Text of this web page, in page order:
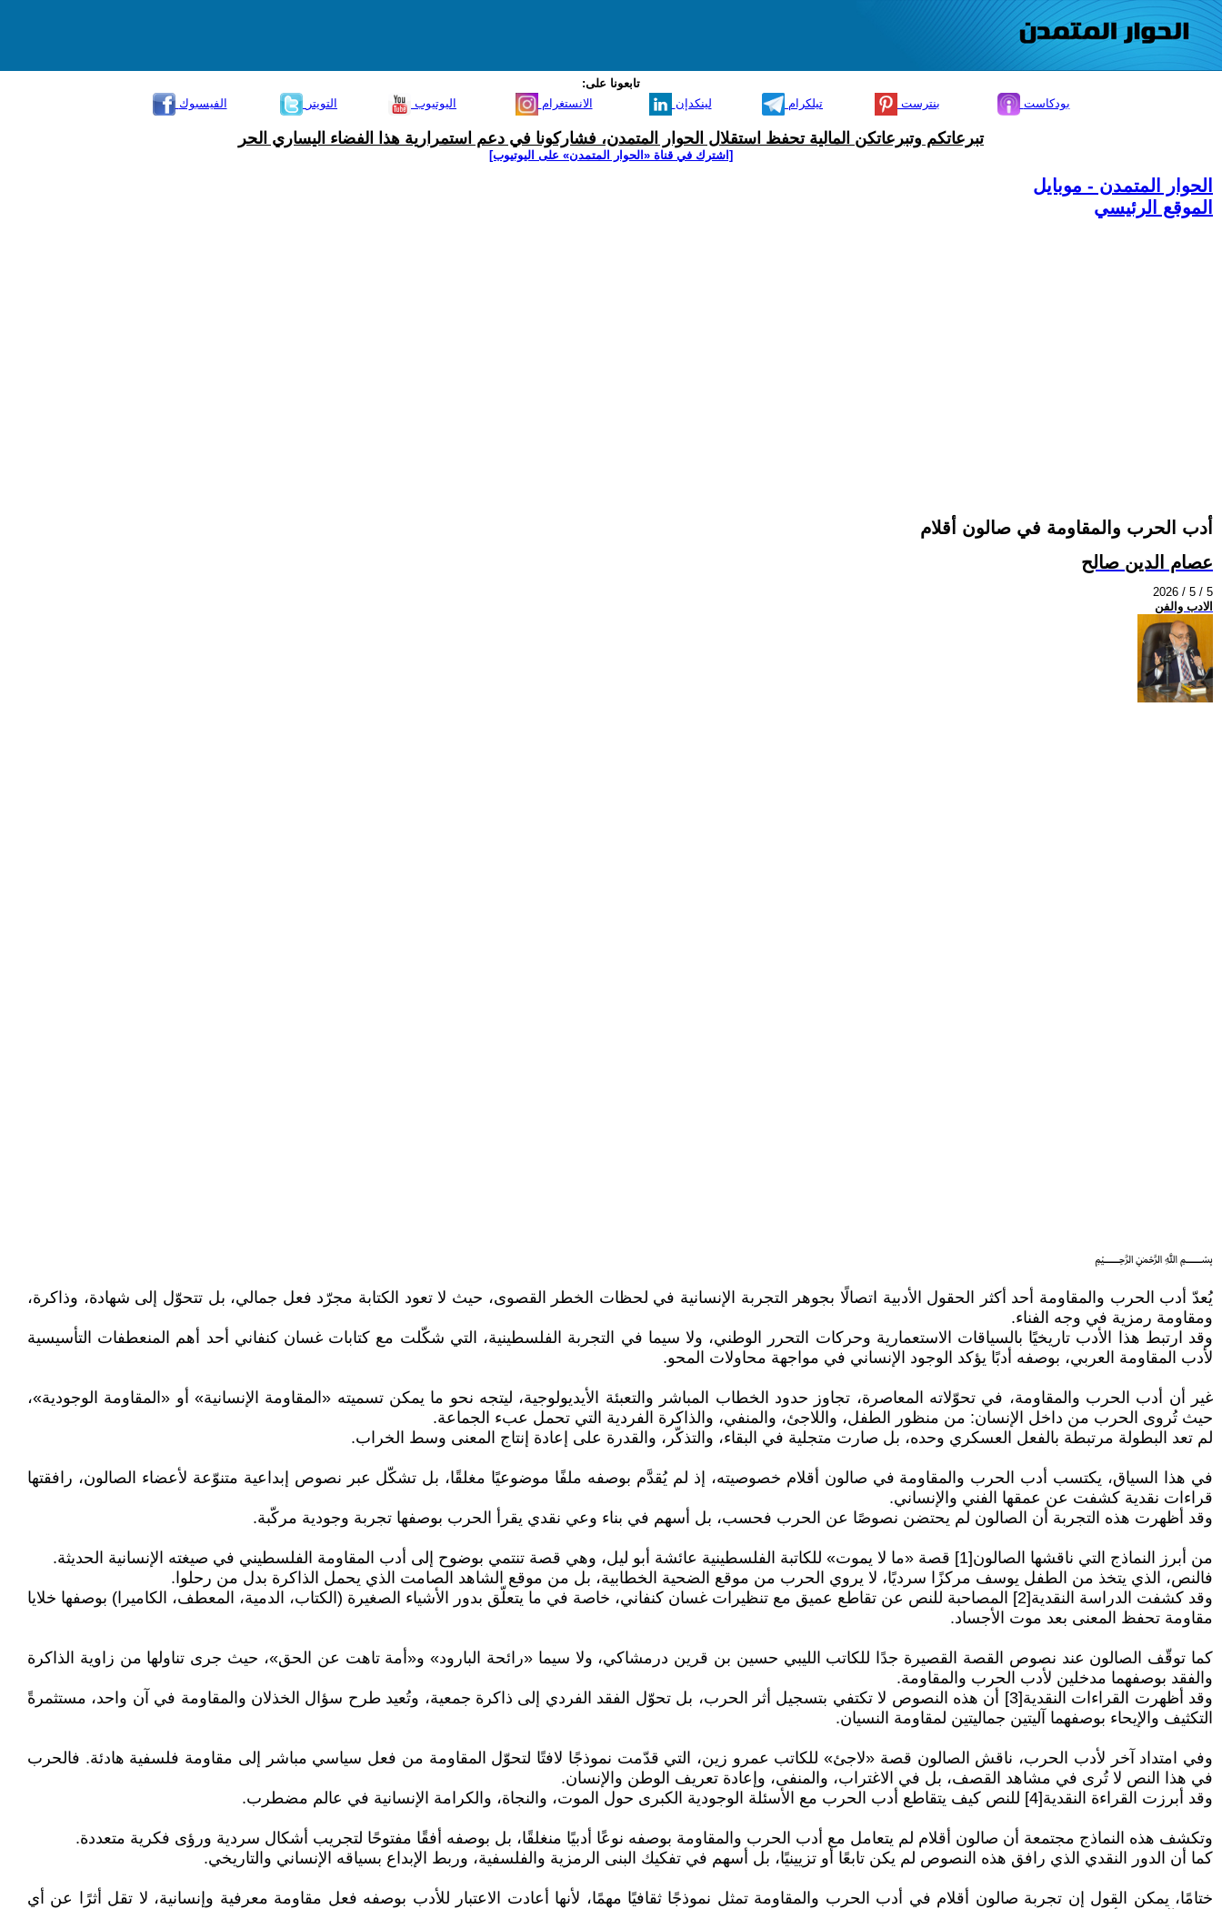
تابعونا على:
الفيسبوك
التويتر اليوتيوب الانستغرام لينكدإن تيلكرام بنترست بودكاست
تبرعاتكم وتبرعاتكن المالية تحفظ استقلال الحوار المتمدن، فشاركونا في دعم استمرارية هذا الفضاء اليساري الحر
[اشترك في قناة ‫«الحوار المتمدن» على اليوتيوب]
الحوار المتمدن - موبايل
الموقع الرئيسي
أدب الحرب والمقاومة في صالون أقلام
عصام الدين صالح
2026 / 5 / 5
الادب والفن
﷽
يُعدّ أدب الحرب والمقاومة أحد أكثر الحقول الأدبية اتصالًا بجوهر التجربة الإنسانية في لحظات الخطر القصوى، حيث لا تعود الكتابة مجرّد فعل جمالي، بل تتحوّل إلى شهادة، وذاكرة،
ومقاومة رمزية في وجه الفناء.
وقد ارتبط هذا الأدب تاريخيًا بالسياقات الاستعمارية وحركات التحرر الوطني، ولا سيما في التجربة الفلسطينية، التي شكّلت مع كتابات غسان كنفاني أحد أهم المنعطفات التأسيسية
لأدب المقاومة العربي، بوصفه أدبًا يؤكد الوجود الإنساني في مواجهة محاولات المحو.
غير أن أدب الحرب والمقاومة، في تحوّلاته المعاصرة، تجاوز حدود الخطاب المباشر والتعبئة الأيديولوجية، ليتجه نحو ما يمكن تسميته «المقاومة الإنسانية» أو «المقاومة الوجودية»،
حيث تُروى الحرب من داخل الإنسان: من منظور الطفل، واللاجئ، والمنفي، والذاكرة الفردية التي تحمل عبء الجماعة.
لم تعد البطولة مرتبطة بالفعل العسكري وحده، بل صارت متجلية في البقاء، والتذكّر، والقدرة على إعادة إنتاج المعنى وسط الخراب.
في هذا السياق، يكتسب أدب الحرب والمقاومة في صالون أقلام خصوصيته، إذ لم يُقدَّم بوصفه ملفًا موضوعيًا مغلقًا، بل تشكّل عبر نصوص إبداعية متنوّعة لأعضاء الصالون، رافقتها
قراءات نقدية كشفت عن عمقها الفني والإنساني.
وقد أظهرت هذه التجربة أن الصالون لم يحتضن نصوصًا عن الحرب فحسب، بل أسهم في بناء وعي نقدي يقرأ الحرب بوصفها تجربة وجودية مركّبة.
من أبرز النماذج التي ناقشها الصالون[1] قصة «ما لا يموت» للكاتبة الفلسطينية عائشة أبو ليل، وهي قصة تنتمي بوضوح إلى أدب المقاومة الفلسطيني في صيغته الإنسانية الحديثة.
فالنص، الذي يتخذ من الطفل يوسف مركزًا سرديًا، لا يروي الحرب من موقع الضحية الخطابية، بل من موقع الشاهد الصامت الذي يحمل الذاكرة بدل من رحلوا.
وقد كشفت الدراسة النقدية[2] المصاحبة للنص عن تقاطع عميق مع تنظيرات غسان كنفاني، خاصة في ما يتعلّق بدور الأشياء الصغيرة (الكتاب، الدمية، المعطف، الكاميرا) بوصفها خلايا
مقاومة تحفظ المعنى بعد موت الأجساد.
كما توقّف الصالون عند نصوص القصة القصيرة جدًا للكاتب الليبي حسين بن قرين درمشاكي، ولا سيما «رائحة البارود» و«أمة تاهت عن الحق»، حيث جرى تناولها من زاوية الذاكرة
والفقد بوصفهما مدخلين لأدب الحرب والمقاومة.
وقد أظهرت القراءات النقدية[3] أن هذه النصوص لا تكتفي بتسجيل أثر الحرب، بل تحوّل الفقد الفردي إلى ذاكرة جمعية، وتُعيد طرح سؤال الخذلان والمقاومة في آن واحد، مستثمرةً
التكثيف والإيحاء بوصفهما آليتين جماليتين لمقاومة النسيان.
وفي امتداد آخر لأدب الحرب، ناقش الصالون قصة «لاجئ» للكاتب عمرو زين، التي قدّمت نموذجًا لافتًا لتحوّل المقاومة من فعل سياسي مباشر إلى مقاومة فلسفية هادئة. فالحرب
في هذا النص لا تُرى في مشاهد القصف، بل في الاغتراب، والمنفى، وإعادة تعريف الوطن والإنسان.
وقد أبرزت القراءة النقدية[4] للنص كيف يتقاطع أدب الحرب مع الأسئلة الوجودية الكبرى حول الموت، والنجاة، والكرامة الإنسانية في عالم مضطرب.
وتكشف هذه النماذج مجتمعة أن صالون أقلام لم يتعامل مع أدب الحرب والمقاومة بوصفه نوعًا أدبيًا منغلقًا، بل بوصفه أفقًا مفتوحًا لتجريب أشكال سردية ورؤى فكرية متعددة.
كما أن الدور النقدي الذي رافق هذه النصوص لم يكن تابعًا أو تزيينيًا، بل أسهم في تفكيك البنى الرمزية والفلسفية، وربط الإبداع بسياقه الإنساني والتاريخي.
ختامًا، يمكن القول إن تجربة صالون أقلام في أدب الحرب والمقاومة تمثل نموذجًا ثقافيًا مهمًا، لأنها أعادت الاعتبار للأدب بوصفه فعل مقاومة معرفية وإنسانية، لا تقل أثرًا عن أي